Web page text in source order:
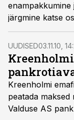
järgmine katse
UUDISED03.11.10,
Kreenholmi
peatada
Valduse AS